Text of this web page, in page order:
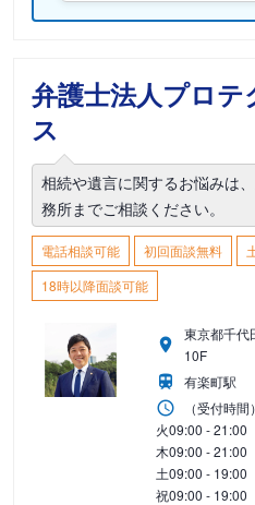
弁護士法人プロテ
ス
相続や遺言に関するお悩みは
務所までご相談ください。
電話相談可能 初回面談無料
18時以降面談可能
東京都千代
10F
有楽町駅
（受付時間）
火09:00 - 21:00
木09:00 - 21:00
土09:00 - 19:00
祝09:00 - 19:00